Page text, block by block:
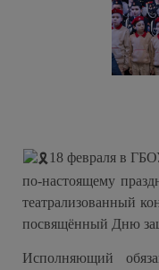
18 февраля в
по-настоящему
театрализованный
посвящённый Дню
Исполняющий